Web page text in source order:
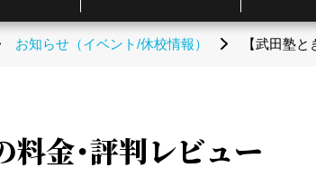
お知らせ（イベント/休校情報） 【武田塾
料金・評判レビュー